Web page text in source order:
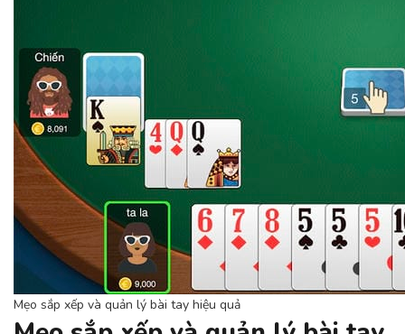
Mẹo sắp xếp và quản lý bài tay hiệu quả